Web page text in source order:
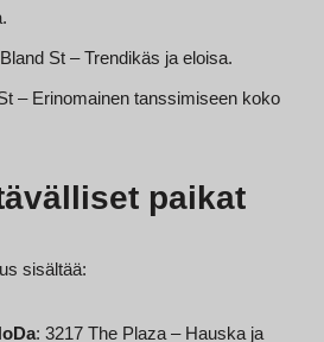
St – Trendikäs ja eloisa.
– Erinomainen tanssimiseen koko
paikat
sisältää:
: 3217 The Plaza – Hauska ja